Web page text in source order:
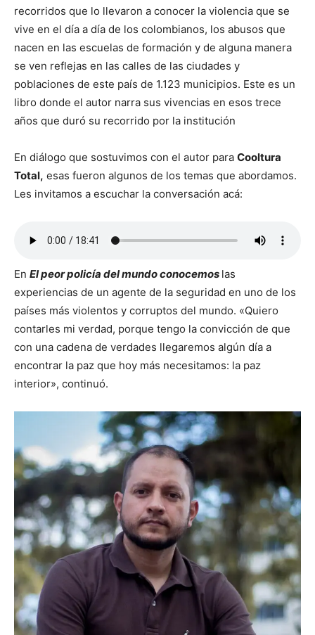
recorridos que lo llevaron a conocer la violencia que se
vive en el día a día de los colombianos, los abusos que
nacen en las escuelas de formación y de alguna manera
se ven reflejas en las calles de las ciudades y
poblaciones de este país de 1.123 municipios. Este es un
libro donde el autor narra sus vivencias en esos trece
años que duró su recorrido por la institución
En diálogo que sostuvimos con el autor para Cooltura
Total, esas fueron algunos de los temas que abordamos.
Les invitamos a escuchar la conversación acá:
En El peor policía del mundo conocemos las
experiencias de un agente de la seguridad en uno de los
países más violentos y corruptos del mundo. «Quiero
contarles mi verdad, porque tengo la convicción de que
con una cadena de verdades llegaremos algún día a
encontrar la paz que hoy más necesitamos: la paz
interior», continuó.